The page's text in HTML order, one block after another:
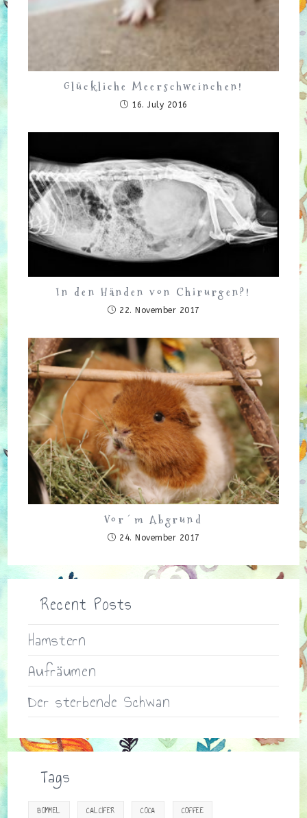
Glückliche Meerschweinchen!
16. July 2016
In den Händen von Chirurgen?!
22. November 2017
Vor´m Abgrund
24. November 2017
Recent Posts
Hamstern
Aufräumen
Der sterbende Schwan
Tags
BOMMEL CALCIFER COCA COFFEE